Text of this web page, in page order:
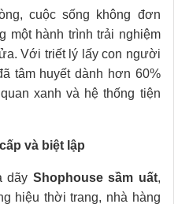
cuộc sống không đơn
một hành trình trải nghiệm
Với triết lý lấy con người
tâm huyết dành hơn 60%
xanh và hệ thống tiện
và biệt lập
dãy Shophouse sầm uất,
hiệu thời trang, nhà hàng